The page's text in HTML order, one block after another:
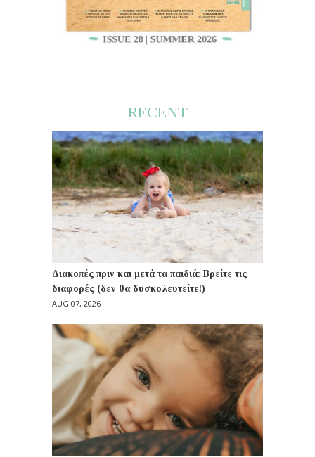
RECENT
Διακοπές πριν και μετά τα παιδιά: Βρείτε τις
διαφορές (δεν θα δυσκολευτείτε!)
AUG 07, 2026